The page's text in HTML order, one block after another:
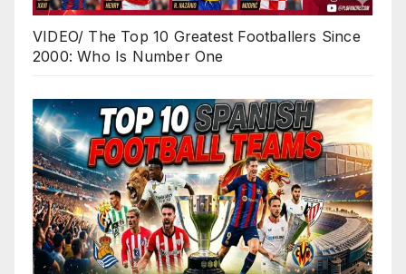
VIDEO/ The Top 10 Greatest Footballers Since
2000: Who Is Number One